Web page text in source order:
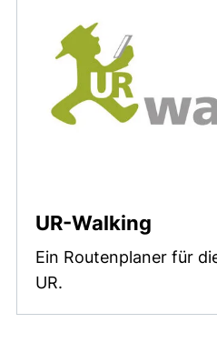
UR-Walking
Ein Routenplaner für
UR.